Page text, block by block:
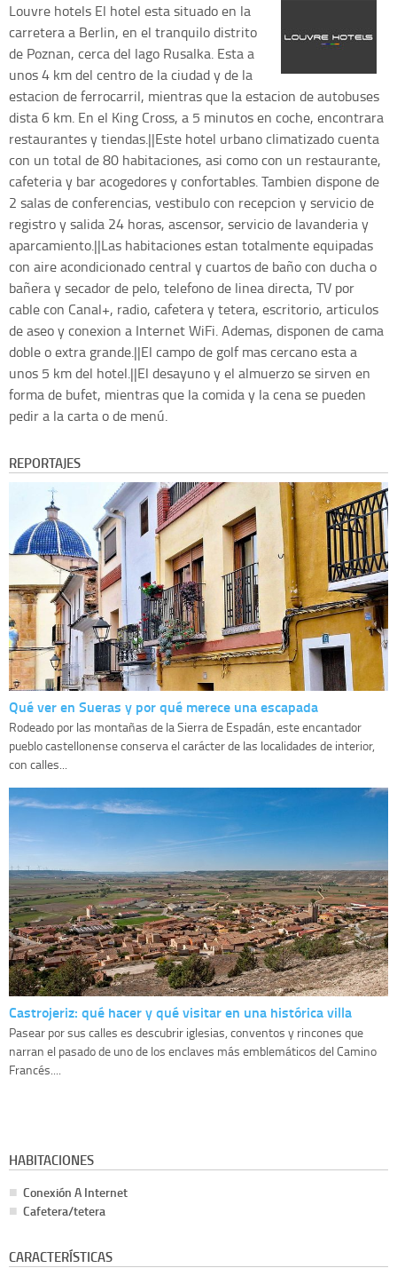
Louvre hotels El hotel esta situado en la
carretera a Berlin, en el tranquilo distrito
de Poznan, cerca del lago Rusalka. Esta a
unos 4 km del centro de la ciudad y de la
estacion de ferrocarril, mientras que la estacion de autobuses
dista 6 km. En el King Cross, a 5 minutos en coche, encontrara
restaurantes y tiendas.||Este hotel urbano climatizado cuenta
con un total de 80 habitaciones, asi como con un restaurante,
cafeteria y bar acogedores y confortables. Tambien dispone de
2 salas de conferencias, vestibulo con recepcion y servicio de
registro y salida 24 horas, ascensor, servicio de lavanderia y
aparcamiento.||Las habitaciones estan totalmente equipadas
con aire acondicionado central y cuartos de baño con ducha o
bañera y secador de pelo, telefono de linea directa, TV por
cable con Canal+, radio, cafetera y tetera, escritorio, articulos
de aseo y conexion a Internet WiFi. Ademas, disponen de cama
doble o extra grande.||El campo de golf mas cercano esta a
unos 5 km del hotel.||El desayuno y el almuerzo se sirven en
forma de bufet, mientras que la comida y la cena se pueden
pedir a la carta o de menú.
REPORTAJES
Qué ver en Sueras y por qué merece una escapada
Rodeado por las montañas de la Sierra de Espadán, este encantador
pueblo castellonense conserva el carácter de las localidades de interior,
con calles...
Castrojeriz: qué hacer y qué visitar en una histórica villa
Pasear por sus calles es descubrir iglesias, conventos y rincones que
narran el pasado de uno de los enclaves más emblemáticos del Camino
Francés....
HABITACIONES
Conexión A Internet
Cafetera/tetera
CARACTERÍSTICAS